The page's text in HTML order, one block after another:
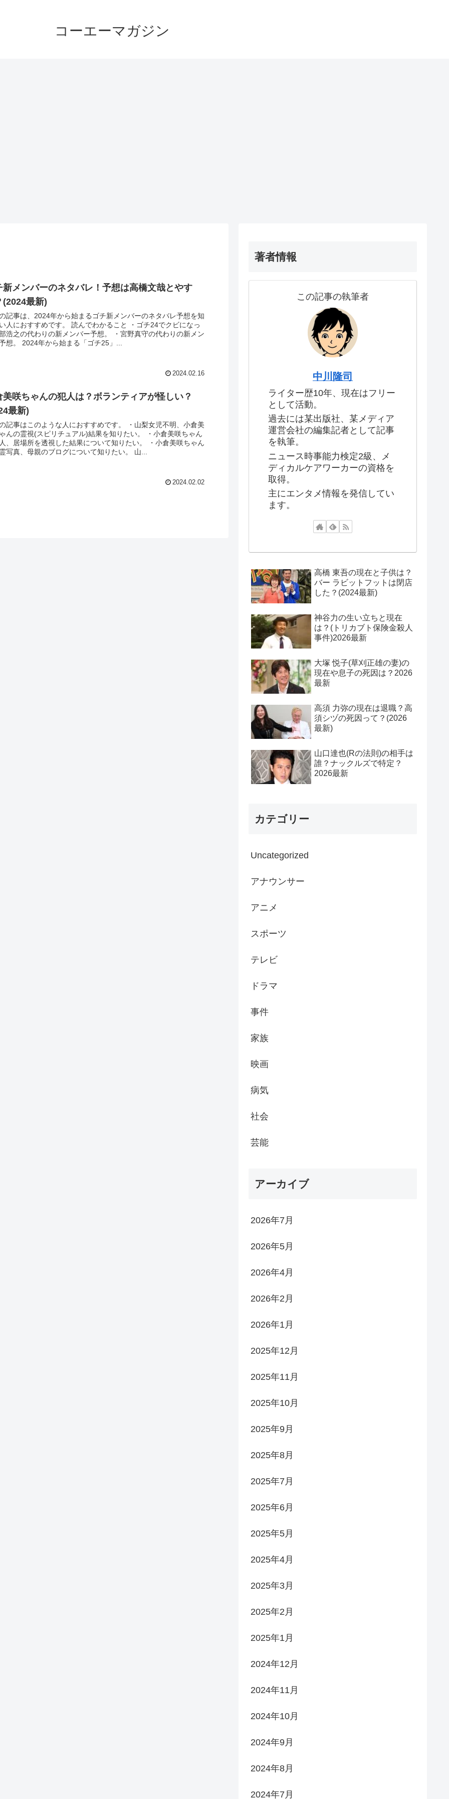
コーエーマガジン
新メンバーのネタバレ！予想は高橋文哉とやす
(2024最新)
記事は、2024年から始まるゴチ新メンバーのネタバレ予想を知
人におすすめです。 読んでわかること ・ゴチ24でクビになっ
浩之の代わりの新メンバー予想。 ・宮野真守の代わりの新メン
想。 2024年から始まる「ゴチ25」...
2024.02.16
美咲ちゃんの犯人は？ボランティアが怪しい？
最新)
記事はこのような人におすすめです。 ・山梨女児不明、小倉美
んの霊視(スピリチュアル)結果を知りたい。 ・小倉美咲ちゃん
、居場所を透視した結果について知りたい。 ・小倉美咲ちゃん
写真、母親のブログについて知りたい。 山...
2024.02.02
著者情報
この記事の執筆者
中川隆司
ライター歴10年、現在はフリー
として活動。
過去には某出版社、某メディア
運営会社の編集記者として記事
を執筆。
ニュース時事能力検定2級、メ
ディカルケアワーカーの資格を
取得。
主にエンタメ情報を発信してい
ます。
高橋 東吾の現在と子供は？
バー ラビットフットは閉店
した？(2024最新)
神谷力の生い立ちと現在
は？(トリカブト保険金殺人
事件)2026最新
大塚 悦子(草刈正雄の妻)の
現在や息子の死因は？2026
最新
高須 力弥の現在は退職？高
須シヅの死因って？(2026
最新)
山口達也(Rの法則)の相手は
誰？ナックルズで特定？
2026最新
カテゴリー
Uncategorized
アナウンサー
アニメ
スポーツ
テレビ
ドラマ
事件
家族
映画
病気
社会
芸能
アーカイブ
2026年7月
2026年5月
2026年4月
2026年2月
2026年1月
2025年12月
2025年11月
2025年10月
2025年9月
2025年8月
2025年7月
2025年6月
2025年5月
2025年4月
2025年3月
2025年2月
2025年1月
2024年12月
2024年11月
2024年10月
2024年9月
2024年8月
2024年7月